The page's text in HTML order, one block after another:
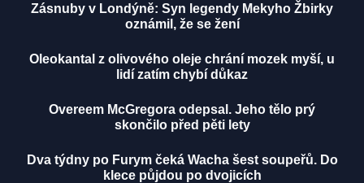
Zásnuby v Londýně: Syn legendy Mekyho Žbirky
oznámil, že se žení
Oleokantal z olivového oleje chrání mozek myší, u
lidí zatím chybí důkaz
Overeem McGregora odepsal. Jeho tělo prý
skončilo před pěti lety
Dva týdny po Furym čeká Wacha šest soupeřů. Do
klece půjdou po dvojicích